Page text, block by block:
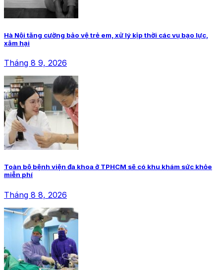
Hà Nội tăng cường bảo vệ trẻ em, xử lý kịp thời các vụ bạo lực,
xâm hại
Tháng 8 9, 2026
Toàn bộ bệnh viện đa khoa ở TPHCM sẽ có khu khám sức khỏe
miễn phí
Tháng 8 8, 2026